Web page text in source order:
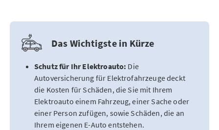
Das Wichtigste in Kürze
Schutz für Ihr Elektroauto: Die
Autoversicherung für Elektrofahrzeuge deckt
die Kosten für Schäden, die Sie mit Ihrem
Elektroauto einem Fahrzeug, einer Sache oder
einer Person zufügen, sowie Schäden, die an
Ihrem eigenen E-Auto entstehen.